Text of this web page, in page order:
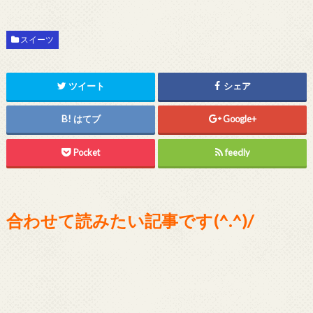
スイーツ
ツイート シェア
はてブ Google+
Pocket feedly
合わせて読みたい記事です(^.^)/